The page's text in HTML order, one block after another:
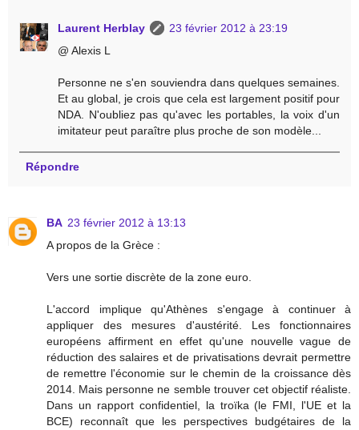
Laurent Herblay
23 février 2012 à 23:19
@ Alexis L
Personne ne s'en souviendra dans quelques semaines.
Et au global, je crois que cela est largement positif pour
NDA. N'oubliez pas qu'avec les portables, la voix d'un
imitateur peut paraître plus proche de son modèle...
Répondre
BA 23 février 2012 à 13:13
A propos de la Grèce :
Vers une sortie discrète de la zone euro.
L'accord implique qu'Athènes s'engage à continuer à
appliquer des mesures d'austérité. Les fonctionnaires
européens affirment en effet qu'une nouvelle vague de
réduction des salaires et de privatisations devrait permettre
de remettre l'économie sur le chemin de la croissance dès
2014. Mais personne ne semble trouver cet objectif réaliste.
Dans un rapport confidentiel, la troïka (le FMI, l'UE et la
BCE) reconnaît que les perspectives budgétaires de la